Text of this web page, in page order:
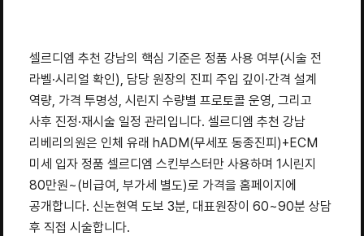
셀르디엠 추천 강남의 핵심 기준은 정품 사용 여부(시술 전
라벨·시리얼 확인), 담당 원장의 진피 주입 깊이·간격 설계
역량, 가격 투명성, 시린지 수량별 프로토콜 운영, 그리고
사후 진정·재시술 일정 관리입니다. 셀르디엠 추천 강남
리베리의원은 인체 유래 hADM(무세포 동종진피)+ECM
미세 입자 정품 셀르디엠 스킨부스터만 사용하며 1시린지
80만원~(비급여, 부가세 별도)로 가격을 홈페이지에
공개합니다. 신논현역 도보 3분, 대표원장이 60~90분 상담
후 직접 시술합니다.